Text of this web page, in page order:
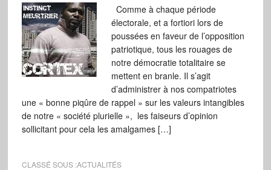
Comme à chaque période
électorale, et a fortiori lors de
poussées en faveur de l’opposition
patriotique, tous les rouages de
notre démocratie totalitaire se
mettent en branle. Il s’agit
d’administrer à nos compatriotes
une « bonne piqûre de rappel » sur les valeurs intangibles
de notre « société plurielle », les faiseurs d’opinion
sollicitant pour cela les amalgames […]
CLASSÉ SOUS :ACTUALITÉS